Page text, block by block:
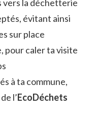
vers la déchetterie
évitant ainsi
sur place
pour caler ta visite
à ta commune,
l’EcoDéchets